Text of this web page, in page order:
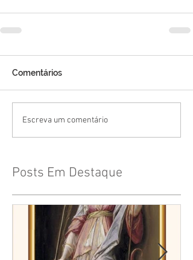
Comentários
Escreva um comentário
Posts Em Destaque